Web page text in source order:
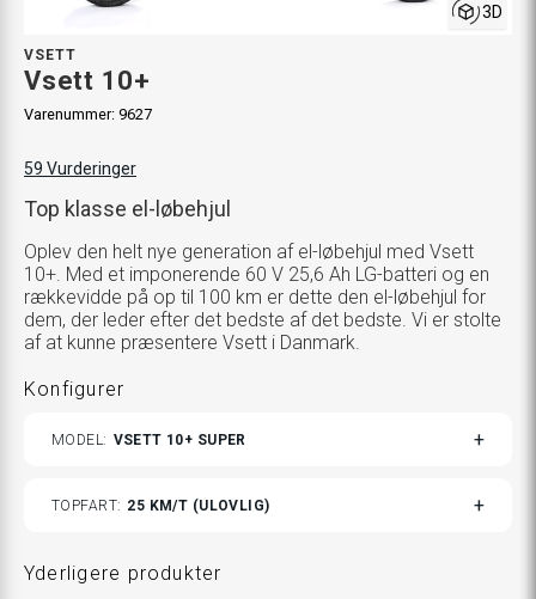
3D
VSETT
Vsett 10+
Varenummer: 9627
59 Vurderinger
Top klasse el-løbehjul
Oplev den helt nye generation af el-løbehjul med Vsett
10+. Med et imponerende 60 V 25,6 Ah LG-batteri og en
rækkevidde på op til 100 km er dette den el-løbehjul for
dem, der leder efter det bedste af det bedste. Vi er stolte
af at kunne præsentere Vsett i Danmark.
Konfigurer
MODEL VSETT 10+ SUPER
VARIANTS
TOPFART 25 KM/T (ULOVLIG)TOGGLE
VARIANTS
Yderligere produkter